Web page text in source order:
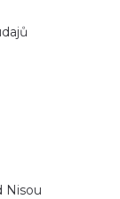
Nisou